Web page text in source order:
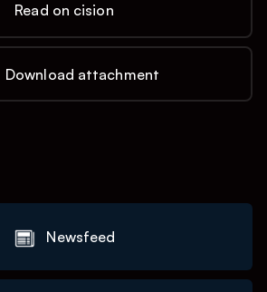
Read on cision
Download attachment
Newsfeed